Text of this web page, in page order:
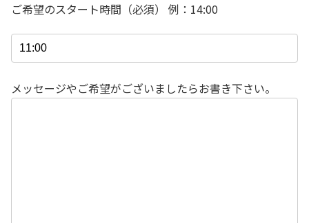
ご希望のスタート時間（必須） 例：14:00
メッセージやご希望がございましたらお書き下さい。